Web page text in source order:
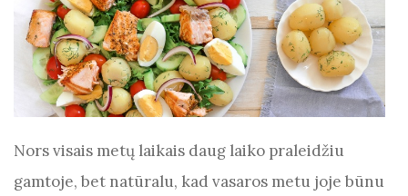
Nors visais metų laikais daug laiko praleidžiu
gamtoje, bet natūralu, kad vasaros metu joje būnu